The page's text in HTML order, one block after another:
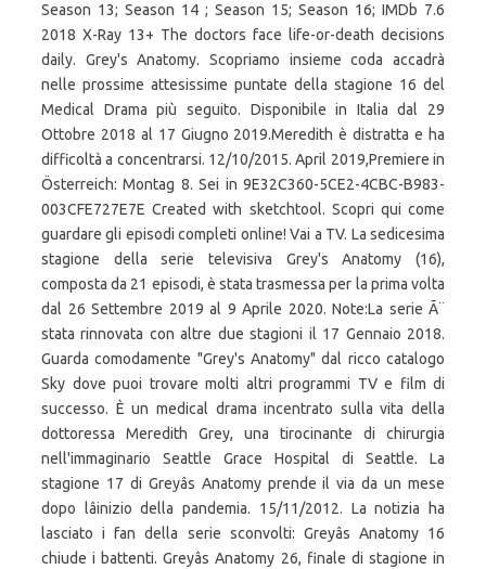
Season 13; Season 14 ; Season 15; Season 16; IMDb 7.6
2018 X-Ray 13+ The doctors face life-or-death decisions
daily. Grey's Anatomy. Scopriamo insieme coda accadrà
nelle prossime attesissime puntate della stagione 16 del
Medical Drama più seguito. Disponibile in Italia dal 29
Ottobre 2018 al 17 Giugno 2019.Meredith è distratta e ha
difficoltà a concentrarsi. 12/10/2015. April 2019,Premiere in
Österreich: Montag 8. Sei in 9E32C360-5CE2-4CBC-B983-
003CFE727E7E Created with sketchtool. Scopri qui come
guardare gli episodi completi online! Vai a TV. La sedicesima
stagione della serie televisiva Grey's Anatomy (16),
composta da 21 episodi, è stata trasmessa per la prima volta
dal 26 Settembre 2019 al 9 Aprile 2020. Note:La serie Ã¨
stata rinnovata con altre due stagioni il 17 Gennaio 2018.
Guarda comodamente "Grey's Anatomy" dal ricco catalogo
Sky dove puoi trovare molti altri programmi TV e film di
successo. È un medical drama incentrato sulla vita della
dottoressa Meredith Grey, una tirocinante di chirurgia
nell'immaginario Seattle Grace Hospital di Seattle. La
stagione 17 di Greyâs Anatomy prende il via da un mese
dopo lâinizio della pandemia. 15/11/2012. La notizia ha
lasciato i fan della serie sconvolti: Greyâs Anatomy 16
chiude i battenti. Greyâs Anatomy 26, finale di stagione in